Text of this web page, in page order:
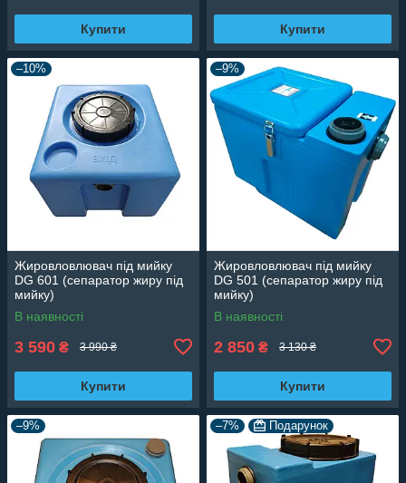
Купити Купити
–10%
Жировловлювач під мийку
DG 601 (сепаратор жиру під
мийку)
В наявності
3 590 ₴ 3 990 ₴
Купити
–9%
Жировловлювач під мийку
DG 501 (сепаратор жиру під
мийку)
В наявності
2 850 ₴ 3 130 ₴
Купити
–9% –7% Подарунок